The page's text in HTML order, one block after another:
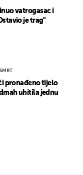
vatrogasac i
je trag"
pronađeno tijelo
uhitila jednu